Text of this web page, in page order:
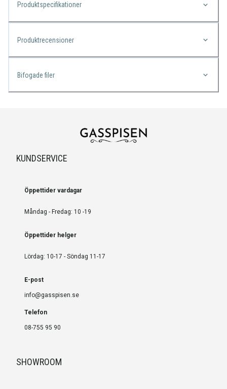
Produktspecifikationer
Produktrecensioner
Bifogade filer
KUNDSERVICE
Öppettider vardagar
Måndag - Fredag: 10 -19
Öppettider helger
Lördag: 10-17 - Söndag 11-17
E-post
info@gasspisen.se
Telefon
08-755 95 90
SHOWROOM